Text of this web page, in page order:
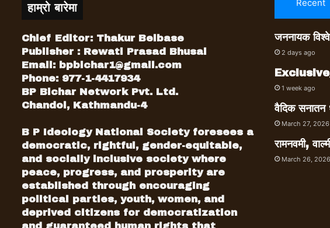
हाम्रो बारेमा
Chief Editor: Thakur Belbase
Publisher : Rewati Prasad Bhusal
Email: bpbichar1@gmail.com
Phone: 977-1-4417934
BP Bichar Network Pvt. Ltd.
Chandol, Kathmandu-4
B P Ideology National Society foresees a
democratic, rightful, gender-equitable,
and socially inclusive society where
peace, progress, and prosperity are
established through encouraging
political parties, youth, women, and
deprived citizens for democratization
Recent
जननायक
2 days ago
1 week ago
वैदिक सनातन
March 27, 2026
रामनवमी,
March 26, 2026